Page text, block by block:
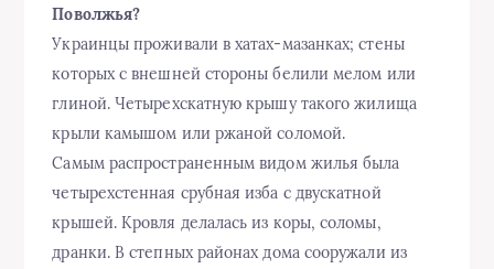
Поволжья?
Украинцы проживали в хатах-мазанках; стены
которых с внешней стороны белили мелом или
глиной. Четырехскатную крышу такого жилища
крыли камышом или ржаной соломой.
Самым распространенным видом жилья была
четырехстенная срубная изба с двускатной
крышей. Кровля делалась из коры, соломы,
дранки. В степных районах дома сооружали из